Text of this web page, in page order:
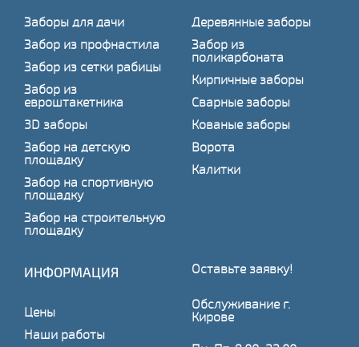
Заборы для дачи
Забор из профнастила
Забор из сетки рабицы
Забор из
евроштакетника
3D заборы
Забор на детскую
площадку
Забор на спортивную
площадку
Забор на строительную
площадку
Деревянные заборы
Забор из
поликарбоната
Кирпичные заборы
Сварные заборы
Кованые заборы
Ворота
Калитки
ИНФОРМАЦИЯ
Цены
Наши работы
Оставьте заявку!
Обслуживание г.
Кирове